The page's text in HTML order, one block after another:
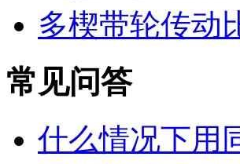
多楔带轮传动
常见问答
什么情况下用